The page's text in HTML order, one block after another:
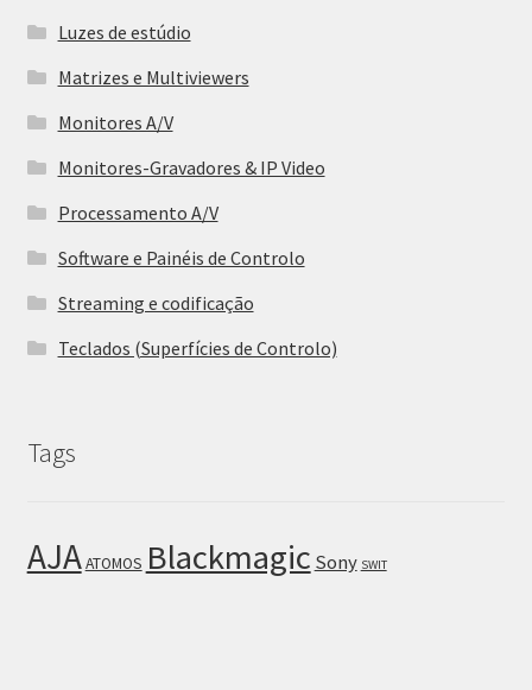
Luzes de estúdio
Matrizes e Multiviewers
Monitores A/V
Monitores-Gravadores & IP Video
Processamento A/V
Software e Painéis de Controlo
Streaming e codificação
Teclados (Superfícies de Controlo)
Tags
AJAATOMOS Blackmagic Sony SWIT